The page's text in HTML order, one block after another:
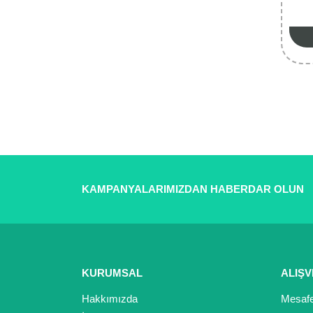
KAMPANYALARIMIZDAN HABERDAR OLUN
KURUMSAL
Hakkımızda